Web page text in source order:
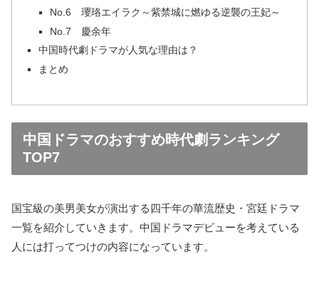
No.6 瓔珞エイラク～紫禁城に燃ゆる逆襲の王妃～
No.7 慶余年
中国時代劇ドラマが人気な理由は？
まとめ
中国ドラマのおすすめ時代劇ランキング
TOP7
国宝級の美男美女が演出する四千年の華流歴史・宮廷ドラマ
一覧を紹介していきます。中国ドラマデビューを考えている
人には打ってつけの内容になっています。